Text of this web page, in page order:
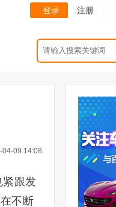
登录 注册
04-09 14:08
紧跟发
不断